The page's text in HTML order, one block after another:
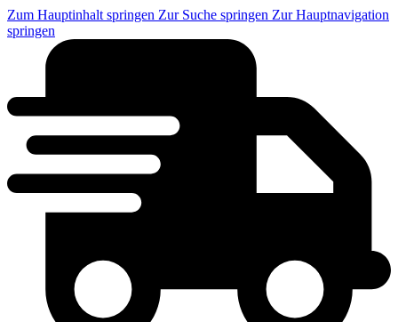
Zum Hauptinhalt springen Zur Suche springen Zur Hauptnavigation
springen